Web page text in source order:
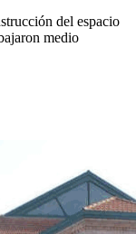
del espacio
medio